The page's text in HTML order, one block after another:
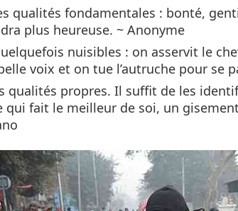
qualités fondamentales : bonté,
plus heureuse. ~ Anonyme
nuisibles : on asservit le
voix et on tue l’autruche pour se
qualités propres. Il suffit de les
qui fait le meilleur de soi, un